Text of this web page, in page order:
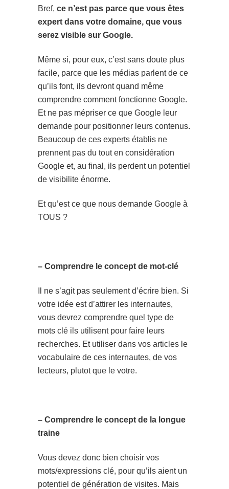
Bref, ce n’est pas parce que vous êtes
expert dans votre domaine, que vous
serez visible sur Google.
Même si, pour eux, c’est sans doute plus
facile, parce que les médias parlent de ce
qu’ils font, ils devront quand même
comprendre comment fonctionne Google.
Et ne pas mépriser ce que Google leur
demande pour positionner leurs contenus.
Beaucoup de ces experts établis ne
prennent pas du tout en considération
Google et, au final, ils perdent un potentiel
de visibilite énorme.
Et qu’est ce que nous demande Google à
TOUS ?
– Comprendre le concept de mot-clé
Il ne s’agit pas seulement d’écrire bien. Si
votre idée est d’attirer les internautes,
vous devrez comprendre quel type de
mots clé ils utilisent pour faire leurs
recherches. Et utiliser dans vos articles le
vocabulaire de ces internautes, de vos
lecteurs, plutot que le votre.
– Comprendre le concept de la longue
traine
Vous devez donc bien choisir vos
mots/expressions clé, pour qu’ils aient un
potentiel de génération de visites. Mais